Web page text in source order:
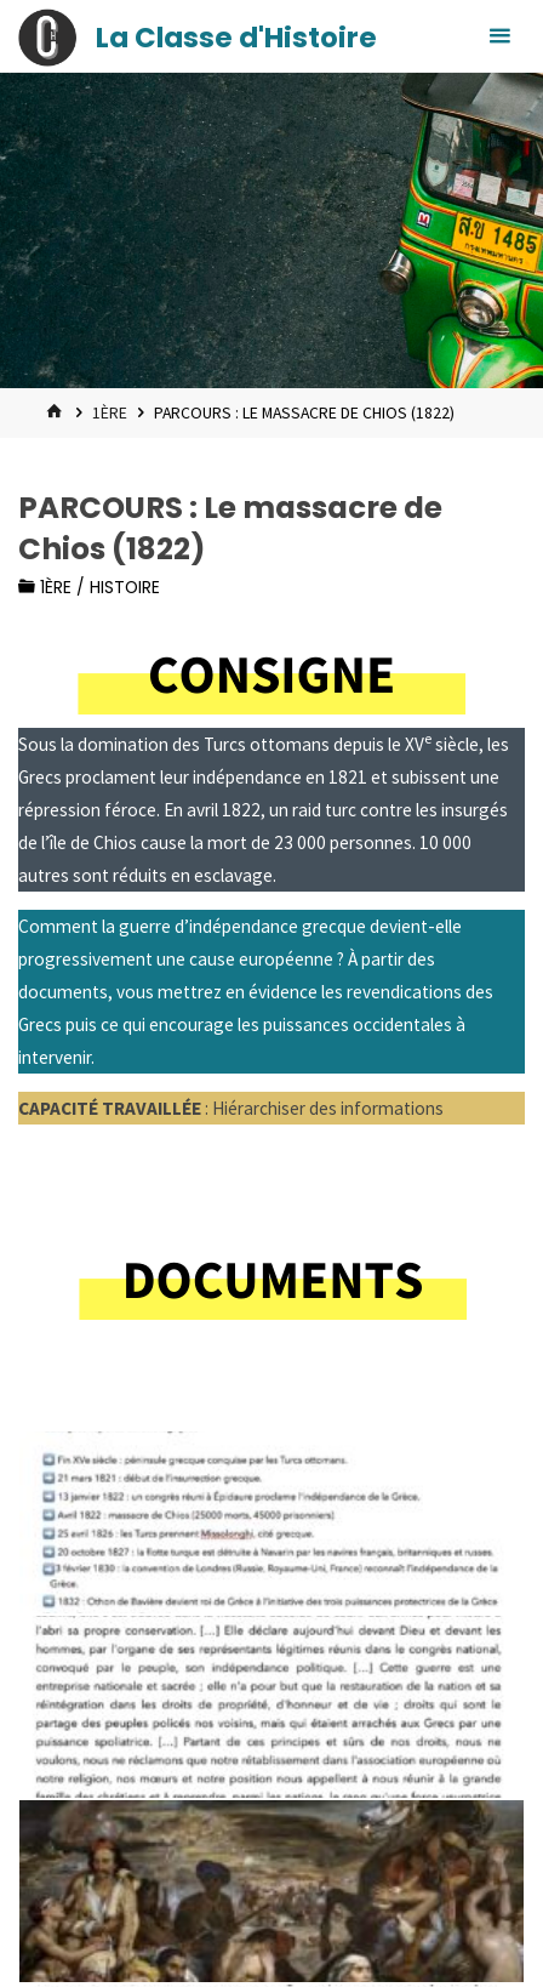
Skip
content
principal
La Classe d'Histoire
HOME1ÈRE PARCOURS : LE MASSACRE DE CHIOS (1822)
PARCOURS : Le massacre de
Chios (1822)
1ÈRE / HISTOIRE
Sous la domination des Turcs ottomans depuis le XVe siècle, les
Grecs proclament leur indépendance en 1821 et subissent une
répression féroce. En avril 1822, un raid turc contre les insurgés
de l’île de Chios cause la mort de 23 000 personnes. 10 000
autres sont réduits en esclavage.
Comment la guerre d’indépendance grecque devient-elle
progressivement une cause européenne ? À partir des
documents, vous mettrez en évidence les revendications des
Grecs puis ce qui encourage les puissances occidentales à
intervenir.
CAPACITÉ TRAVAILLÉE : Hiérarchiser des informations